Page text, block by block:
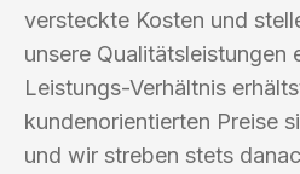
versteckte Kosten und
unsere Qualitätsleistungen
Leistungs-Verhältnis
kundenorientierten Preise
und wir streben stets